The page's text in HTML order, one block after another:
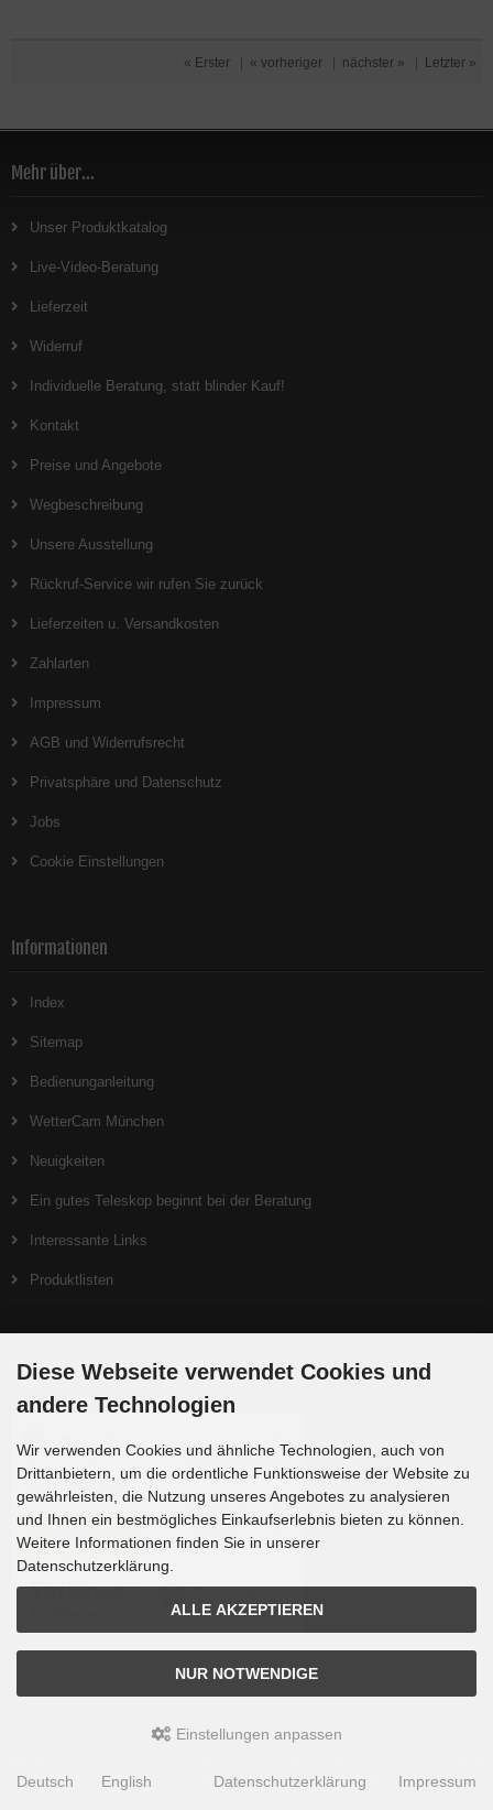
« Erster | « vorheriger | nächster » | Letzter »
Mehr über...
Unser Produktkatalog
Live-Video-Beratung
Lieferzeit
Widerruf
Individuelle Beratung, statt blinder Kauf!
Kontakt
Preise und Angebote
Wegbeschreibung
Unsere Ausstellung
Rückruf-Service wir rufen Sie zurück
Lieferzeiten u. Versandkosten
Zahlarten
Impressum
AGB und Widerrufsrecht
Privatsphäre und Datenschutz
Jobs
Cookie Einstellungen
Informationen
Index
Sitemap
Bedienunganleitung
WetterCam München
Neuigkeiten
Ein gutes Teleskop beginnt bei der Beratung
Interessante Links
Produktlisten
Zahlungsmethoden
Sprachvariablen befinden sich in der Datei tpl_modified/lang/german/lang_german.custom.
modified eCommerce Shopsoftware © 2009-2026
Diese Webseite verwendet Cookies und
andere Technologien
Wir verwenden Cookies und ähnliche Technologien, auch von
Drittanbietern, um die ordentliche Funktionsweise der Website zu
gewährleisten, die Nutzung unseres Angebotes zu analysieren
und Ihnen ein bestmögliches Einkaufserlebnis bieten zu können.
Weitere Informationen finden Sie in unserer
Datenschutzerklärung.
ALLE AKZEPTIEREN
NUR NOTWENDIGE
Einstellungen anpassen
Deutsch English Datenschutzerklärung Impressum